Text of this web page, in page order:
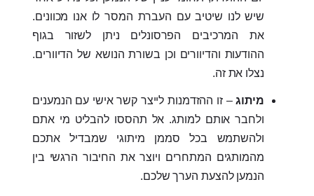
שיש לנו שיטיב עם העברת המסר לו אנו מכוונים.
את המרכיבים הפרסונלים ניתן לשזור בגוף
ההודעות והדיוורים וכן בשורת הנושא של הדיוורים.
נצלו את זה.
מיתוג– זו ההזדמנות לייצר קשר אישי עם הנמענים
ולחבר אותם למותג. אל תהססו להבליט מי אתם
ולהשתמש בכל סממן מיתוגי שמבדיל אתכם
מהמותגים המתחרים ויוצר את החיבור הרגשי בין
הנמען להצעת הערך שלכם.